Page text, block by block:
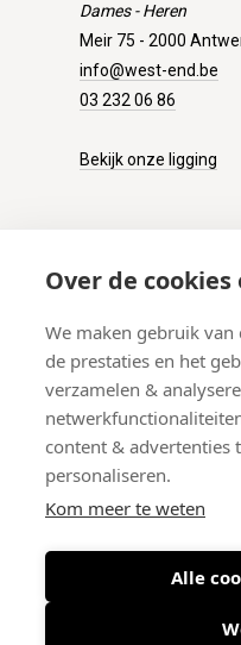
Over de
We maken gebruik
de prestaties en het
verzamelen &
content & advertenties
personaliseren.
Kom meer te weten
Alle
Dames - Heren
Meir 75 - 2000
info@west-end.be
03 232 06 86
Bekijk onze ligging
Verzenden
Retourneren
Betalen
Veelgestelde vragen
© 2026 West-End BV-Meir